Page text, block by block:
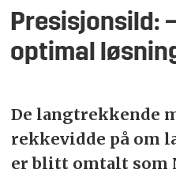
Presisjonsild:
op­ti­mal
De langtrekkende
rekkevidde på om
er blitt omtalt som